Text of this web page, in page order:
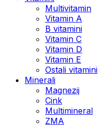
Multivitamin
Vitamin A
B vitamini
Vitamin C
Vitamin D
Vitamin E
Ostali vitamini
Minerali
Magnezij
Cink
Multimineral
ZMA